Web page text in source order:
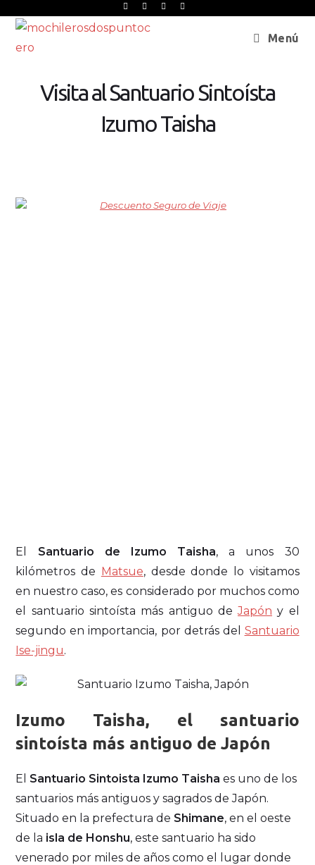
Menú
Visita al Santuario Sintoísta
Izumo Taisha
El Santuario de Izumo Taisha, a unos 30
kilómetros de Matsue, desde donde lo visitamos
en nuestro caso, es considerado por muchos como
el santuario sintoísta más antiguo deJapón y el
segundo en importancia, por detrás del Santuario
Ise-jingu.
Izumo Taisha, el santuario
sintoísta más antiguo de Japón
El Santuario Sintoista Izumo Taisha es uno de los
santuarios más antiguos y sagrados de Japón.
Situado en la prefectura de Shimane, en el oeste
de la isla de Honshu, este santuario ha sido
venerado por miles de años como el lugar donde